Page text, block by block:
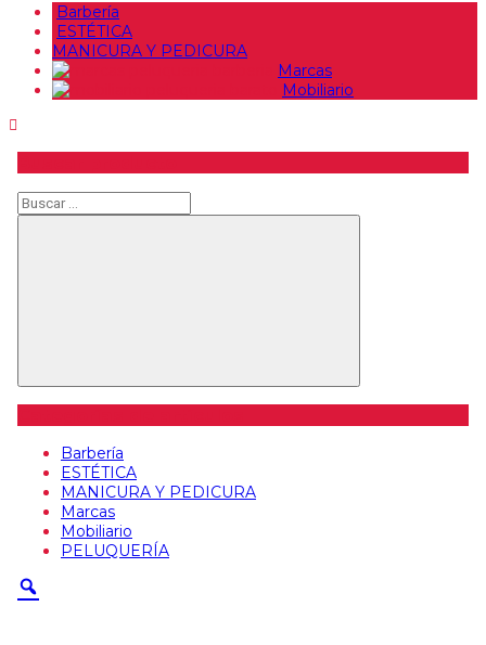
Barbería
ESTÉTICA
MANICURA Y PEDICURA
Marcas
Mobiliario
Buscar
Barbería
ESTÉTICA
MANICURA Y PEDICURA
Marcas
Mobiliario
PELUQUERÍA